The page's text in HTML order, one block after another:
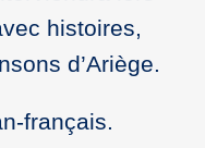
histoires,
d’Ariège.
français.